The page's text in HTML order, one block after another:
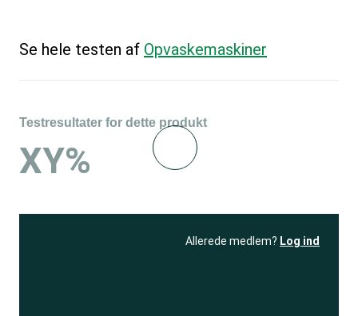
Se hele testen af Opvaskemaskiner
Testresultater for dette produkt
XY%
Allerede medlem? Log ind